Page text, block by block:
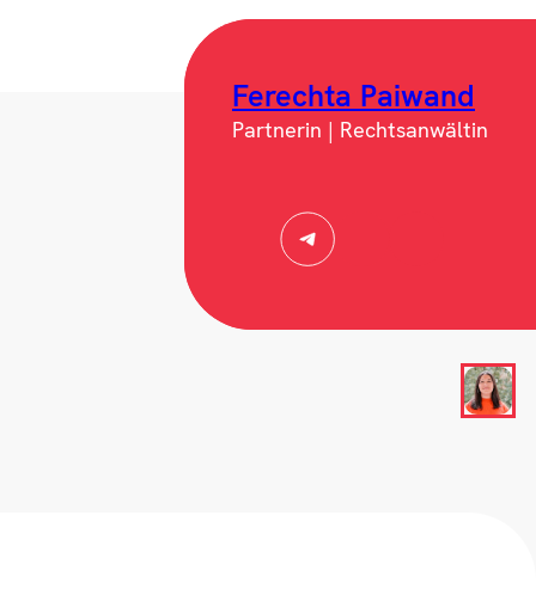
Ferechta Paiwand
Partnerin | Rechtsanwältin